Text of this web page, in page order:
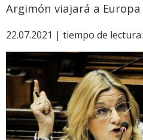
Argimón viajará a Europa
22.07.2021 | tiempo de lectura: